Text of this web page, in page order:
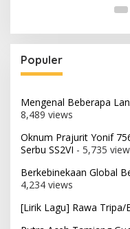
Populer
Mengenal Beberapa
8,489 views
Oknum Prajurit Yonif
Serbu SS2VI - 5,735
Berkebinekaan Global
4,234 views
[Lirik Lagu] Rawa Tripa/